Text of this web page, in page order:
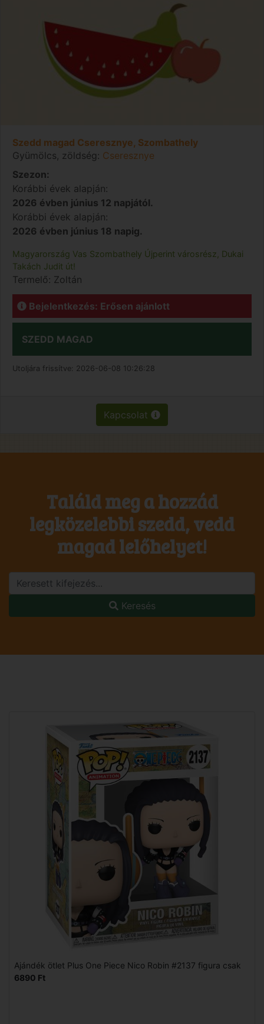
Szedd magad Cseresznye, Szombathely
Gyümölcs, zöldség: Cseresznye
Szezon:
Korábbi évek alapján:
2026 évben június 12 napjától.
Korábbi évek alapján:
2026 évben június 18 napig.
Magyarország Vas Szombathely Újperint városrész, Dukai
Takách Judit út!
Termelő: Zoltán
Bejelentkezés: Erősen ajánlott
SZEDD MAGAD
Utoljára frissítve: 2026-06-08 10:26:28
Kapcsolat
Találd meg a hozzád
legközelebbi szedd, vedd
magad lelőhelyet!
Keresés
Ajándék ötlet Plus One Piece Nico Robin #2137 figura csak
6890 Ft